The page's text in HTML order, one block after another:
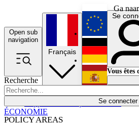
Ga
Open sub
navigation
Recherche
Se connecter
POLICY AREAS
Économie
Français
English
Deutsch
Español
Se
Vous êtes
ÉCONOMIE